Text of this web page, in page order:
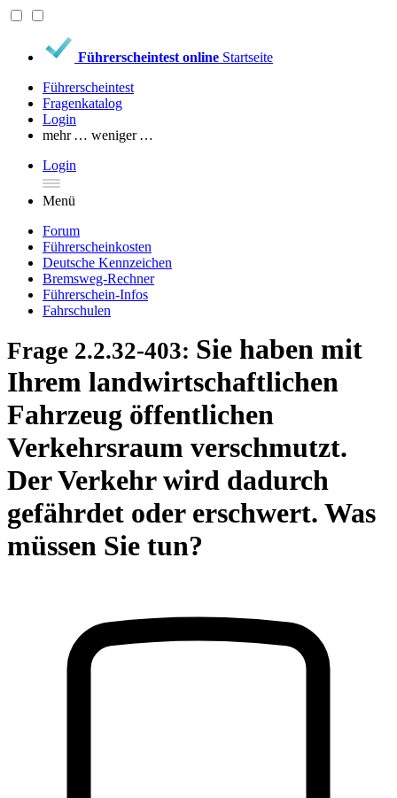
Führerscheintest online Startseite
Führerscheintest
Fragenkatalog
Login
mehr … weniger …
Login
Menü
Forum
Führerscheinkosten
Deutsche Kennzeichen
Bremsweg-Rechner
Führerschein-Infos
Fahrschulen
Frage 2.2.32-403: Sie haben mit
Ihrem landwirtschaftlichen
Fahrzeug öffentlichen
Verkehrsraum verschmutzt.
Der Verkehr wird dadurch
gefährdet oder erschwert. Was
müssen Sie tun?